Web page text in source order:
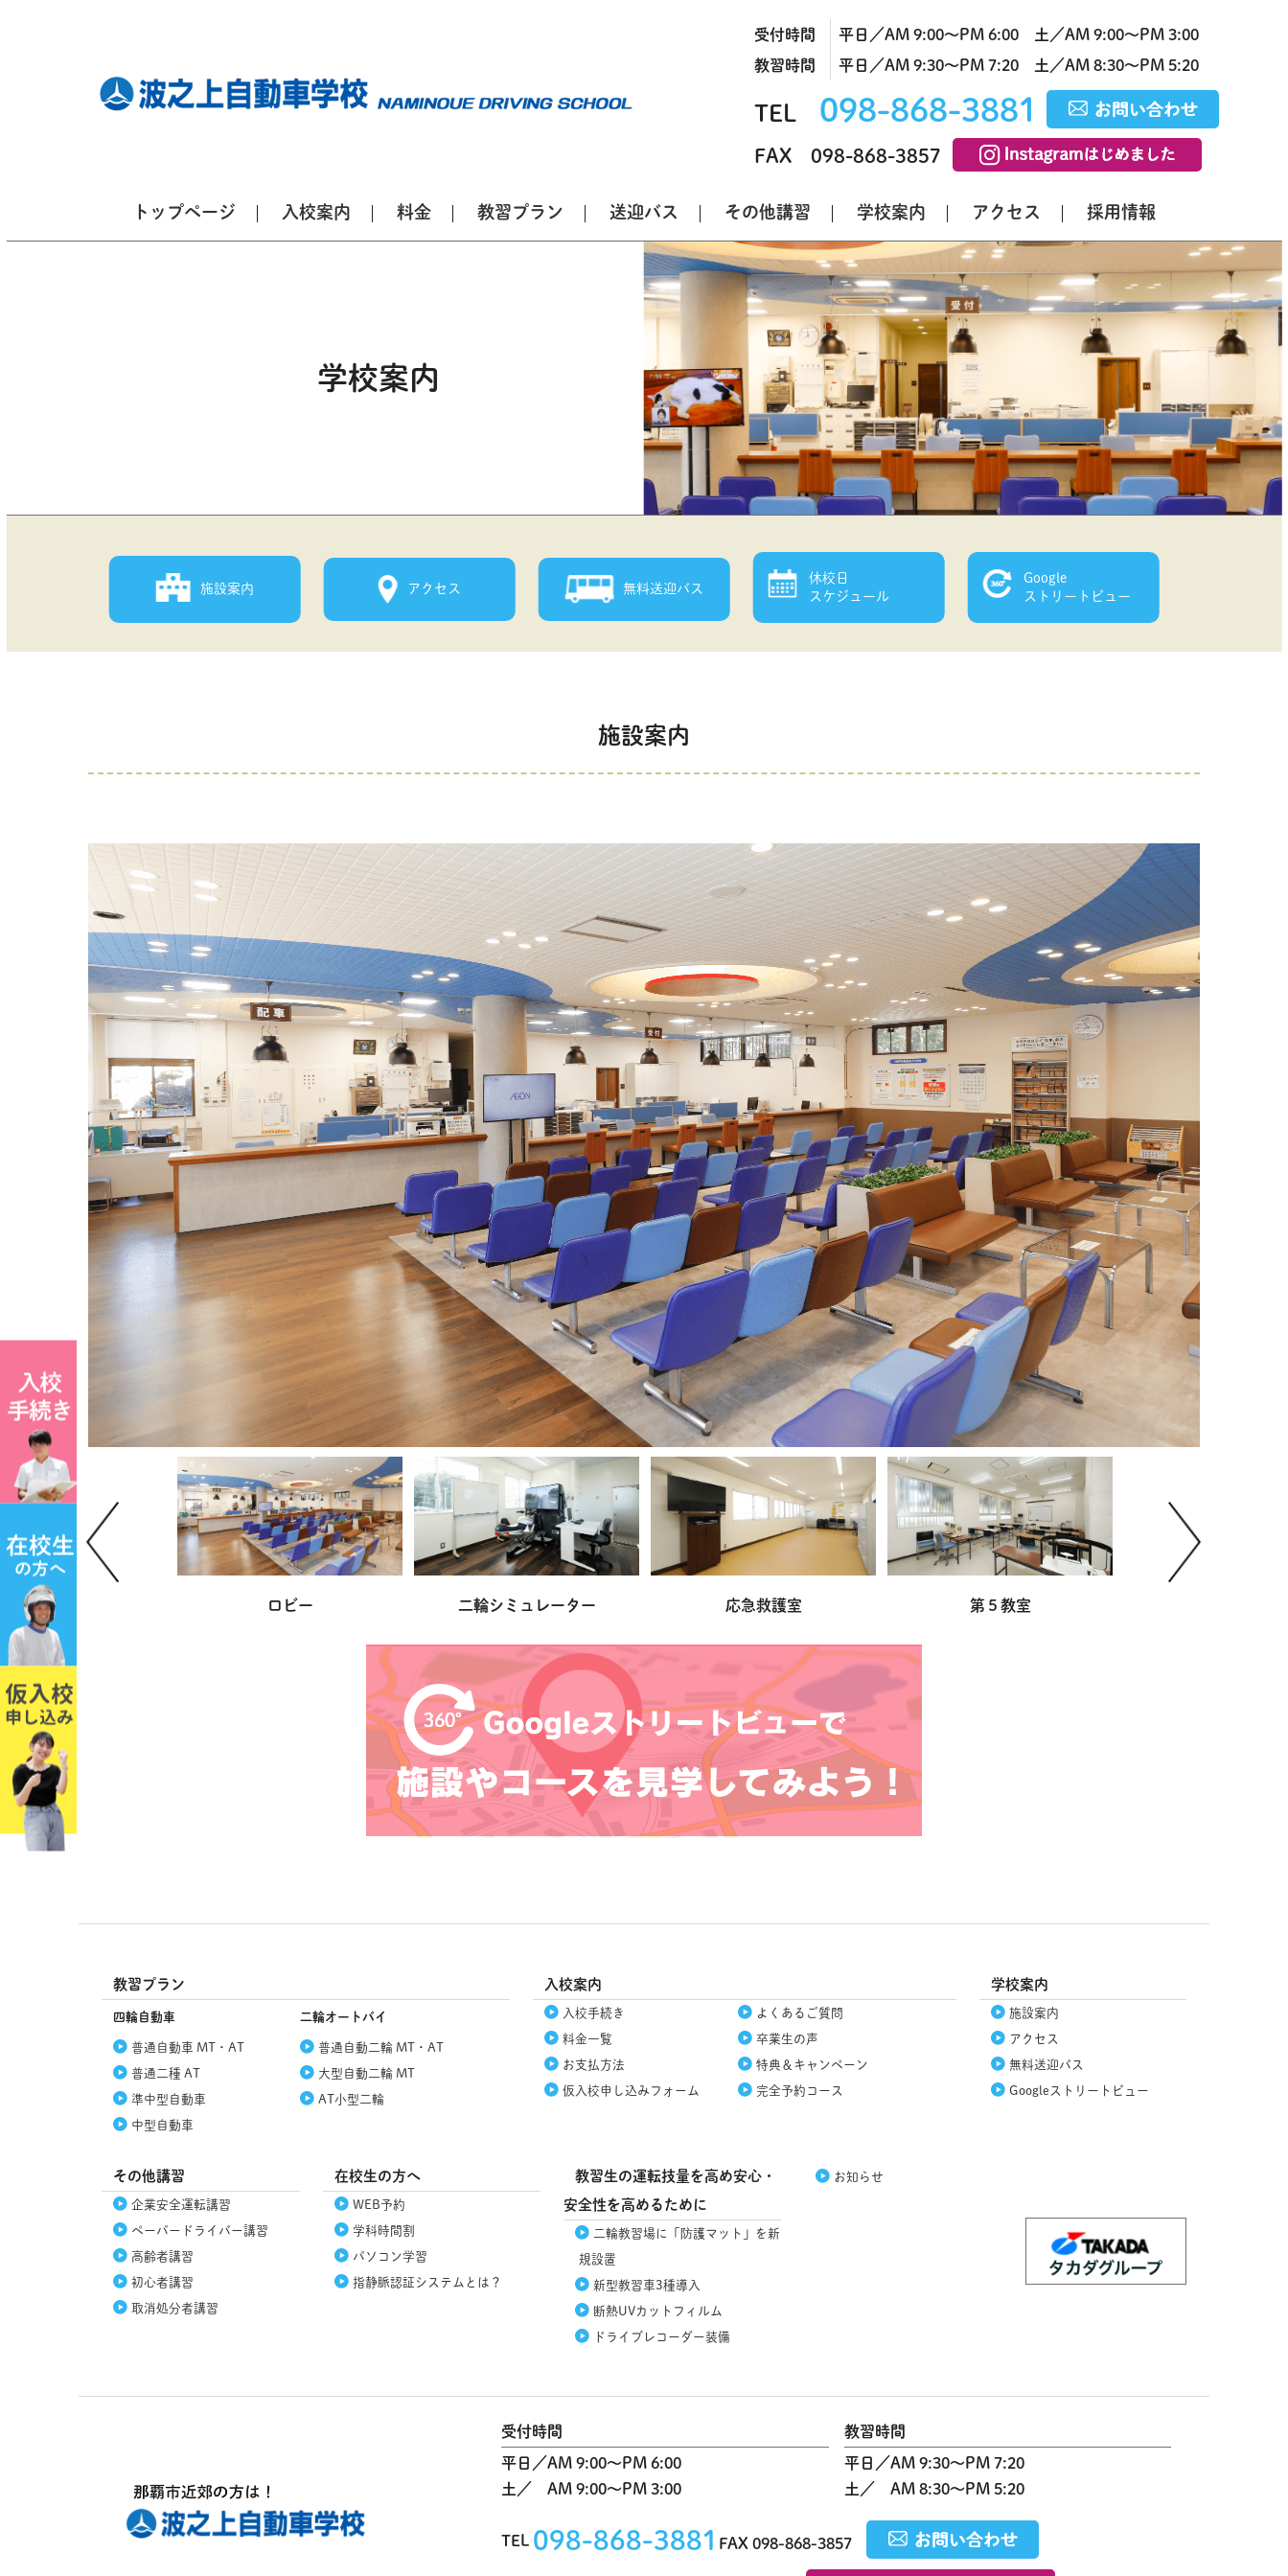
受付時間 平日／AM 9:00～PM 6:00
土／AM 9:00～PM 3:00
教習時間
平日／AM 9:30～PM 7:20 土／AM 8:30～PM 5:20
TEL 098-868-3881
FAX 098-868-3857
トップページ 入校案内 料金 教習プラン 送迎バス その他講習 学校案内 アクセス 採用情報
学校案内
施設案内 アクセス 無料送迎バス
休校日
スケジュール
Google
ストリートビュー
施設案内
二輪シミュレーター
教習プラン
四輪自動車
普通自動車 MT・AT
普通二種 AT
準中型自動車
中型自動車
二輪オートバイ
普通自動二輪 MT・AT
大型自動二輪 MT
AT小型二輪
入校案内
入校手続き
料金一覧
お支払方法
仮入校申し込みフォーム
よくあるご質問
卒業生の声
特典＆ キャンペーン
完全予約コース
学校案内
施設案内
アクセス
無料送迎バス
Google ストリートビュー
その他講習
企業安全運転講習
ペーパードライバー講習
高齢者講習
初心者講習
取消処分者講習
在校生の方へ
WEB予約
学科時間割
パソコン学習
指静脈認証システムとは？
教習生の運転技量を高め安心・
安全性を高めるために
二輪教習場に「防護マット」を新
規設置
新型教習車3種導入
断熱UVカット フィルム
ドライブレコーダー装備
お知らせ
受付時間
平日
AM 9:00～PM 6:00
土
AM 9:00～PM 3:00
教習時間
平日
AM 9:30～PM 7:20
土
AM 8:30～PM 5:20
TEL 098-868-3881 FAX 098-868-3857